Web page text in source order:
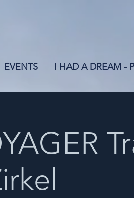
EVENTS I HAD A DREAM -